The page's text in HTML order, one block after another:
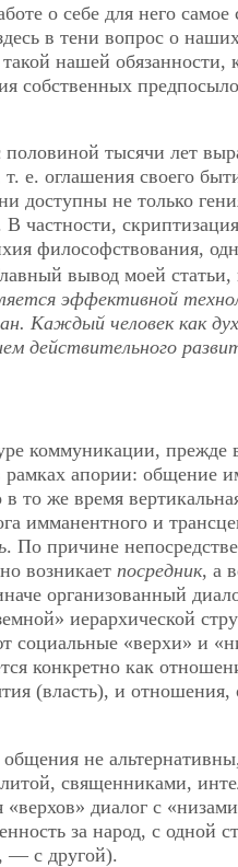
о себе для него самое
в тени вопрос о
нашей обязанности,
собственных
тысячи лет
т. е. оглашения своего
доступны не только
философствования,
вывод моей
эффективной
Каждый человек как
действительного
коммуникации, прежде
апории: общение
то же время
имманентного и
. По причине
возникает посредник, а
организованный
иерархической
социальные «верхи» и
конкретно как
(власть), и отношения,
не
священниками,
диалог с
за народ, с одной
— с другой).